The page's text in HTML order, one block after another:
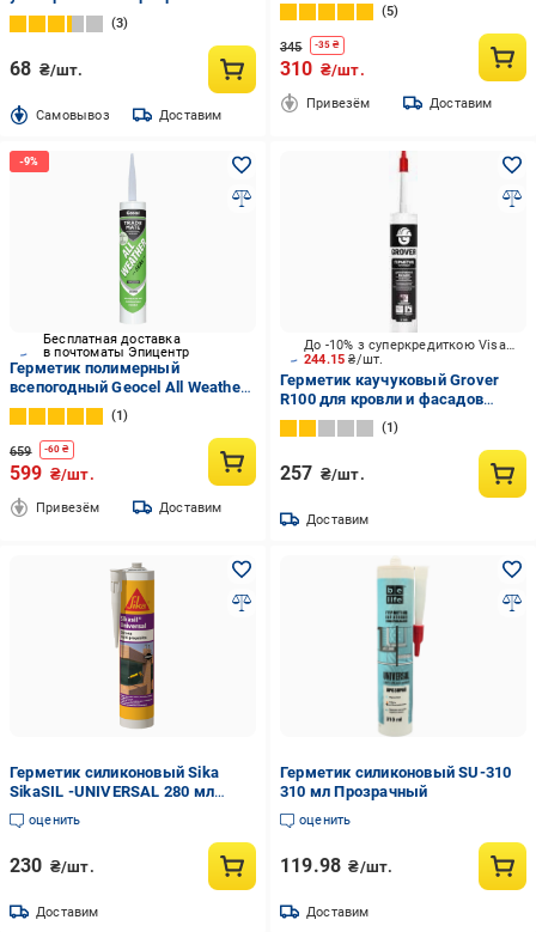
мл
3
68 ₴/шт.
Cамовывоз Доставим
(01-4-2-009)
5
345 -35 ₴
310 ₴/шт.
Привезём Доставим
Бесплатная доставка
в почтоматы Эпицентр
Герметик полимерный
всепогодный Geocel All Weather
310 мл Прозрачный (7100012)
1
659 -60 ₴
599 ₴/шт.
Привезём Доставим
244.15₴/шт.
До -10% з суперкредиткою Visa Вигода
Герметик каучуковый Grover
R100 для кровли и фасадов
прозрачный 300 мл
1
257 ₴/шт.
Доставим
Герметик силиконовый Sika
SikaSIL -UNIVERSAL 280 мл
Бесцветный
оценить
230 ₴/шт.
Доставим
Герметик силиконовый SU-310
310 мл Прозрачный
оценить
119.98 ₴/шт.
Доставим